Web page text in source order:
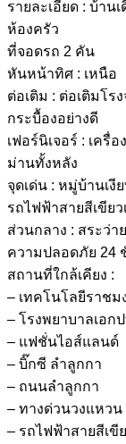
รายละเอียด : บ้าน
ห้องครัว
ที่จอดรถ 2 คัน
หันหน้าทิศ : เหนือ
ต่อเติม : ต่อเติมโร
กระบื้องอย่างดี
เฟอร์นิเจอร์ : เครื่
ม่านทั้งหลัง
จุดเด่น : หมู่บ้านเ
รถไฟฟ้าสายสีเขีย
ส่วนกลาง : สระว่า
ความปลอดภัย 24
สถานที่ใกล้เคียง :
– เทคโนโลยีราช
– โรงพยาบาลเอก
– แฟชั่นไอส์แลนด์
– บิ๊กซี ลำลูกกา
– ถนนลำลูกกา
– ทางด่วนวงแหวน
– รถไฟฟ้าสายสีเขี